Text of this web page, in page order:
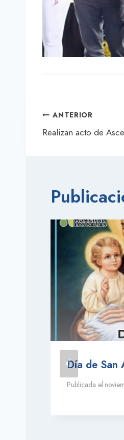
Navegación
de
ANTERIOR
Realizan acto de
Día de San
Publicada el